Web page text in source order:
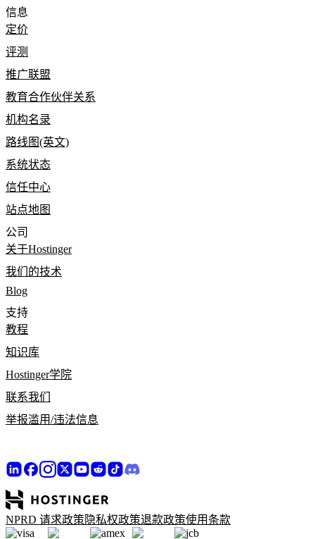
信息
定价
评测
推广联盟
教育合作伙伴关系
机构名录
路线图(英文)
系统状态
信任中心
站点地图
公司
关于Hostinger
我们的技术
Blog
支持
教程
知识库
Hostinger学院
联系我们
举报滥用/违法信息
NPRD 请求政策 隐私权政策退款政策使用条款